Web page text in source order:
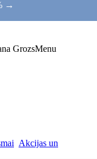
→
GrozsMenu
Akcijas un